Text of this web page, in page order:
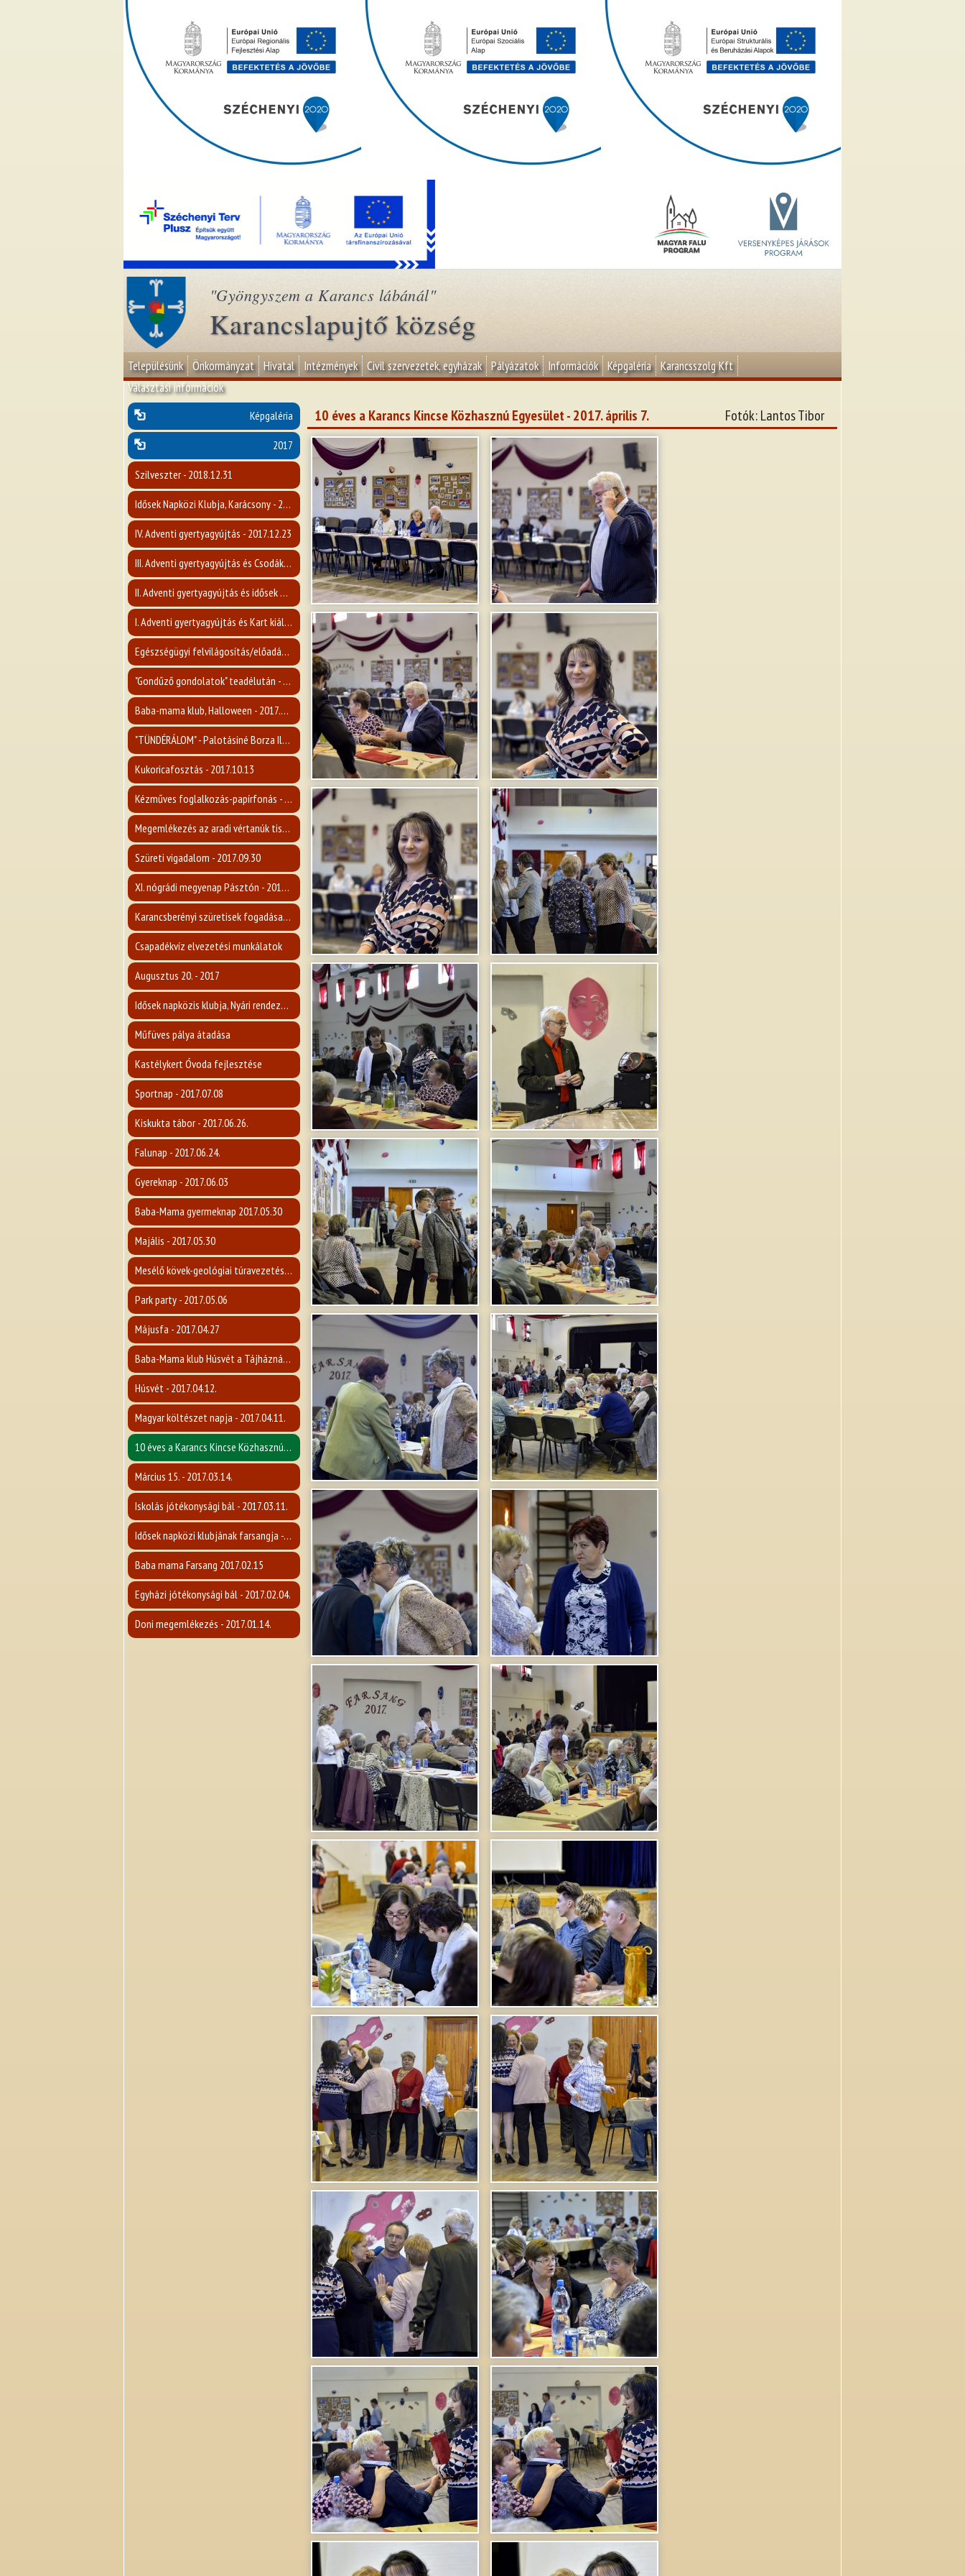
"Gyöngyszem a Karancs lábánál"
Karancslapujtő község
Településünk Önkormányzat Hivatal Intézmények Civil szervezetek, egyházak Pályázatok Információk Képgaléria Karancsszolg Kft
Választási információk
Képgaléria
2017
Szilveszter - 2018.12.31
Idősek Napközi Klubja, Karácsony - 2017. december
IV. Adventi gyertyagyújtás - 2017.12.23
III. Adventi gyertyagyújtás és Csodák Nógrád Megyében c. előadás- 2017.12.17
II. Adventi gyertyagyújtás és idősek napja - 2017.12.10
I. Adventi gyertyagyújtás és Kart kiállítás megnyitója - 2017.12.03
Egészségügyi felvilágosítás/előadás a mellrákról - 2017.11.15.
"Gondűző gondolatok" teadélután - 2017.11.09.
Baba-mama klub, Halloween - 2017.10.31.
"TÜNDÉRÁLOM" - Palotásiné Borza Ilona kiállítása - 2017.10.26.
Kukoricafosztás - 2017.10.13
Kézműves foglalkozás-papírfonás - 2017.10.08.
Megemlékezés az aradi vértanúk tiszteletére - 2017.10.06
Szüreti vigadalom - 2017.09.30
XI. nógrádi megyenap Pásztón - 2017.09.23
Karancsberényi szüretisek fogadása - 2017.09.16
Csapadékvíz elvezetési munkálatok
Augusztus 20. - 2017
Idősek napközis klubja, Nyári rendezvény 2017.
Műfüves pálya átadása
Kastélykert Óvoda fejlesztése
Sportnap - 2017.07.08
Kiskukta tábor - 2017.06.26.
Falunap - 2017.06.24.
Gyereknap - 2017.06.03
Baba-Mama gyermeknap 2017.05.30
Majális - 2017.05.30
Mesélő kövek-geológiai túravezetés a Karancsra - 2017.05.14
Park party - 2017.05.06
Májusfa - 2017.04.27
Baba-Mama klub Húsvét a Tájháznál - 2017.04.12.
Húsvét - 2017.04.12.
Magyar költészet napja - 2017.04.11.
10 éves a Karancs Kincse Közhasznú Egyesület - 2017.04.07.
Március 15. - 2017.03.14.
Iskolás jótékonysági bál - 2017.03.11.
Idősek napközi klubjának farsangja - 2017.02.16.
Baba mama Farsang 2017.02.15
Egyházi jótékonysági bál - 2017.02.04.
Doni megemlékezés - 2017.01.14.
Fotók: Lantos Tibor
10 éves a Karancs Kincse Közhasznú Egyesület - 2017. április 7.